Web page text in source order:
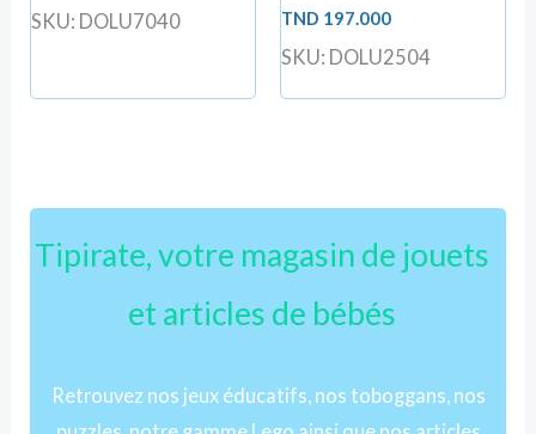
SKU: DOLU7040 TND 197.000
SKU: DOLU2504
Tipirate, votre magasin de jouets
et articles de bébés
Retrouvez nos jeux éducatifs, nos toboggans, nos